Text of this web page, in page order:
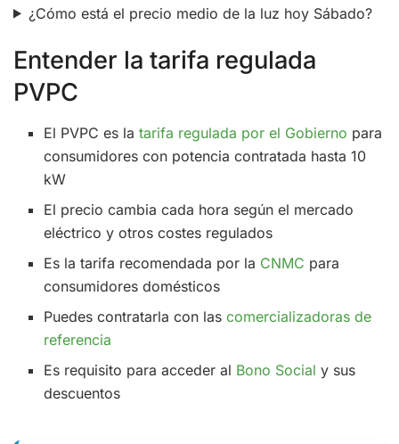
¿Cómo está el precio medio de la luz hoy Sábado?
Entender la tarifa regulada
PVPC
El PVPC es latarifa regulada por el Gobierno para
consumidores con potencia contratada hasta 10
kW
El precio cambia cada hora según el mercado
eléctrico y otros costes regulados
Es la tarifa recomendada por la CNMC para
consumidores domésticos
Puedes contratarla con lascomercializadoras de
referencia
Es requisito para acceder al Bono Social y sus
descuentos